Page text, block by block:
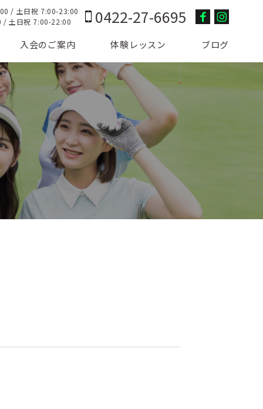
/ 土日祝 7:00-23:00
/ 土日祝 7:00-22:00
0422-27-6695
入会のご案内 体験レッスン ブログ